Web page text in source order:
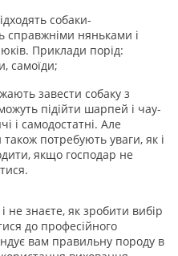
собаки-
справжніми няньками і
Приклади порід:
самоїди;
завести собаку з
підійти шарпей і чау-
і самодостатні. Але
потребують уваги, як і
якщо господар не
не знаєте, як зробити вибір
до професійного
вам правильну породу в